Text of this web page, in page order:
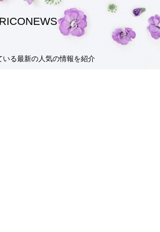
いる最新の人気の情報を紹介